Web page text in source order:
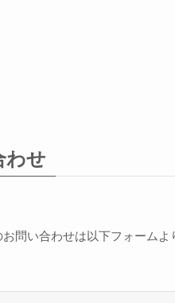
わせ
問い合わせは以下フォームよ